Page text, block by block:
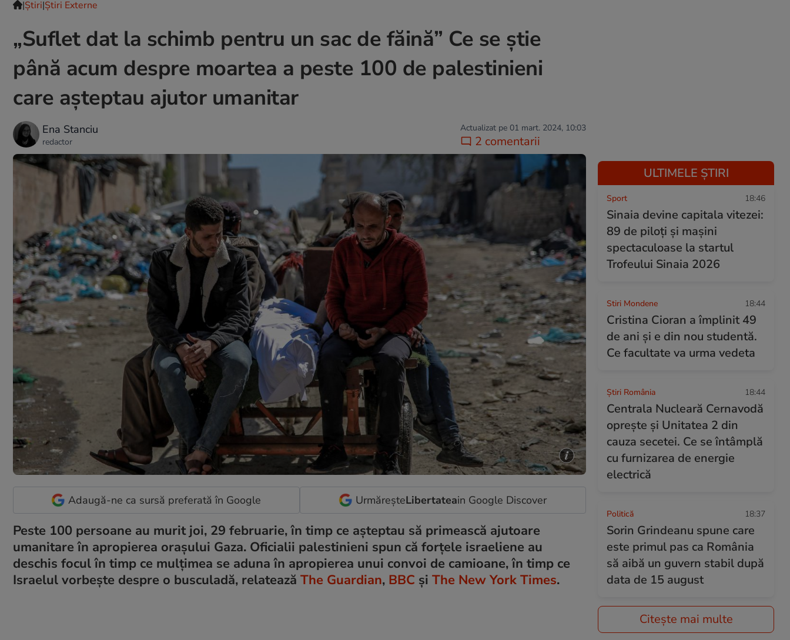
|Ştiri|Știri Externe
„Suflet dat la schimb pentru un sac de făină” Ce se știe
până acum despre moartea a peste 100 de palestinieni
care așteptau ajutor umanitar
Ena Stanciu
redactor
Actualizat pe 01 mart. 2024, 10:03
2 comentarii
Adaugă-ne ca sursă preferată în Google UrmăreșteLibertateain Google Discover
Peste 100 persoane au murit joi, 29 februarie, în timp ce așteptau să primească ajutoare
umanitare în apropierea orașului Gaza. Oficialii palestinieni spun că forțele israeliene au
deschis focul în timp ce mulțimea se aduna în apropierea unui convoi de camioane, în timp ce
Israelul vorbește despre o busculadă, relatează The Guardian, BBC și The New York Times.
ULTIMELE ȘTIRI
Sport 18:46
Sinaia devine capitala vitezei:
89 de piloți și mașini
spectaculoase la startul
Trofeului Sinaia 2026
Stiri Mondene 18:44
Cristina Cioran a împlinit 49
de ani și e din nou studentă.
Ce facultate va urma vedeta
Știri România 18:44
Centrala Nucleară Cernavodă
oprește și Unitatea 2 din
cauza secetei. Ce se întâmplă
cu furnizarea de energie
electrică
Politică 18:37
Sorin Grindeanu spune care
este primul pas ca România
să aibă un guvern stabil după
data de 15 august
Citește mai multe